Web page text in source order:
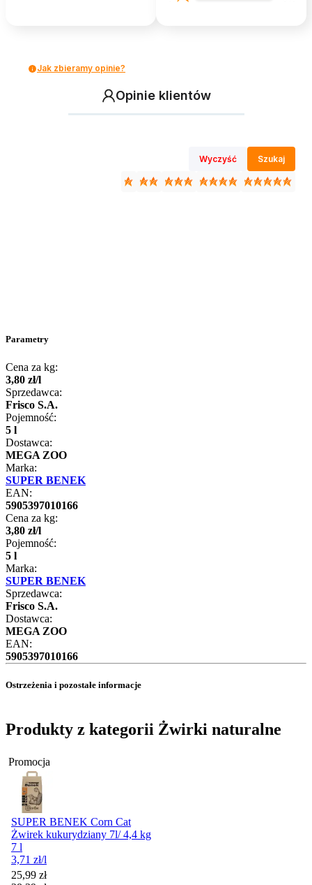
Jak zbieramy opinie?
Opinie klientów
Wyczyść Szukaj
Parametry
Cena za kg:
3,80 zł/l
Sprzedawca:
Frisco S.A.
Pojemność:
5 l
Dostawca:
MEGA ZOO
Marka:
SUPER BENEK
EAN:
5905397010166
Cena za kg:
3,80 zł/l
Pojemność:
5 l
Marka:
SUPER BENEK
Sprzedawca:
Frisco S.A.
Dostawca:
MEGA ZOO
EAN:
5905397010166
Ostrzeżenia i pozostałe informacje
Produkty z kategorii Żwirki naturalne
Promocja
SUPER BENEK Corn Cat
Żwirek kukurydziany 7l/ 4,4 kg
7 l
3,71 zł/l
Cena promocyjna
25,99 zł